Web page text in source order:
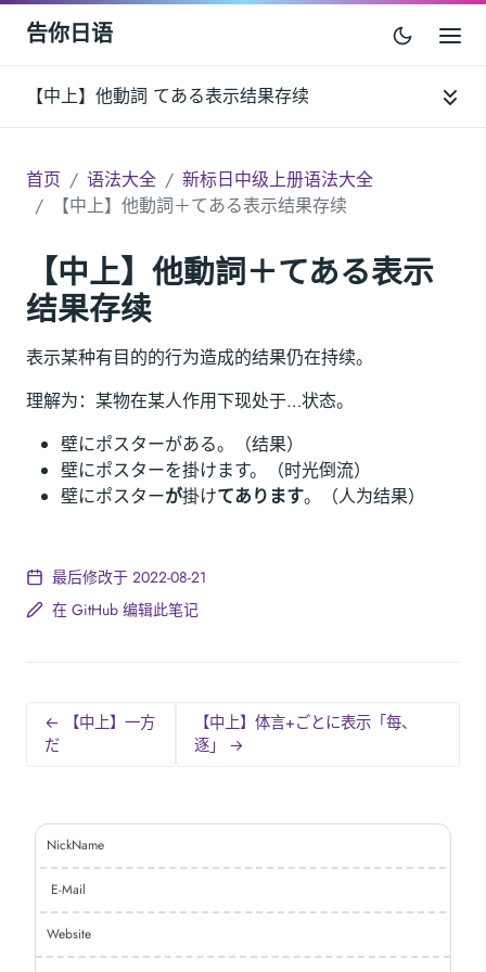
告你日语
【中上】他動詞 てある表示结果存续
首页 语法大全
新标日中级上册语法大全
【中上】他動詞＋てある表示结果存续
【中上】他動詞＋てある表示
结果存续
表示某种有目的的行为造成的结果仍在持续。
理解为：某物在某人作用下现处于…状态。
壁にポスターがある。（结果）
壁にポスターを掛けます。（时光倒流）
壁にポスターが掛けてあります。（人为结果）
最后修改于 2022-08-21
在 GitHub 编辑此笔记
← 【中上】一方
だ
【中上】体言+ごとに表示「每、
逐」 →
NickName
E-Mail
Website